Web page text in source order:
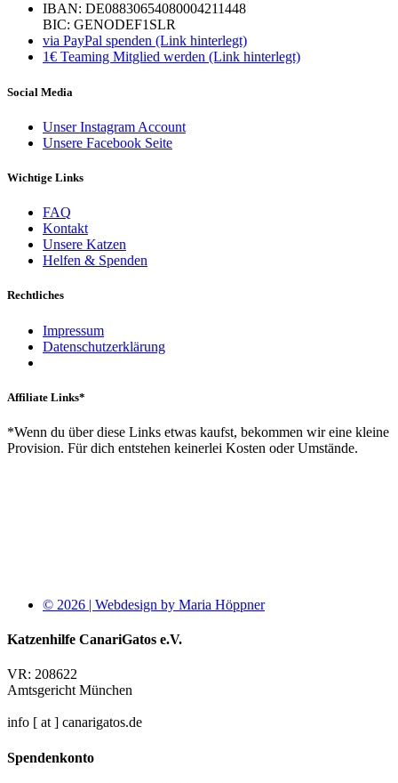
IBAN: DE08830654080004211448
BIC: GENODEF1SLR
via PayPal spenden (Link hinterlegt)
1€ Teaming Mitglied werden (Link hinterlegt)
Social Media
Unser Instagram Account
Unsere Facebook Seite
Wichtige Links
FAQ
Kontakt
Unsere Katzen
Helfen & Spenden
Rechtliches
Impressum
Datenschutzerklärung
Affiliate Links*
*Wenn du über diese Links etwas kaufst, bekommen wir eine kleine
Provision. Für dich entstehen keinerlei Kosten oder Umstände.
© 2026 | Webdesign by Maria Höppner
Katzenhilfe CanariGatos e.V.
VR: 208622
Amtsgericht München
info [ at ] canarigatos.de
Spendenkonto